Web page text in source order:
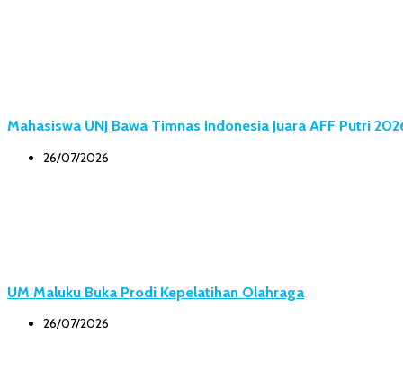
Mahasiswa UNJ Bawa Timnas Indonesia Juara AFF Putri
26/07/2026
UM Maluku Buka Prodi Kepelatihan Olahraga
26/07/2026